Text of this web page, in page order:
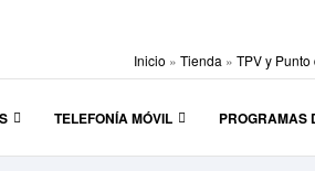
Inicio » Tienda » TPV y Punto
TELEFONÍA MÓVIL PROGRAMAS